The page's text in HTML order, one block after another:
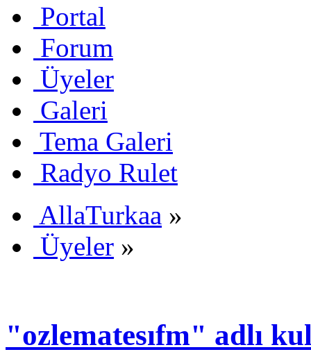
Portal
Forum
Üyeler
Galeri
Tema Galeri
Radyo Rulet
AllaTurkaa »
Üyeler »
"ozlematesıfm" adlı